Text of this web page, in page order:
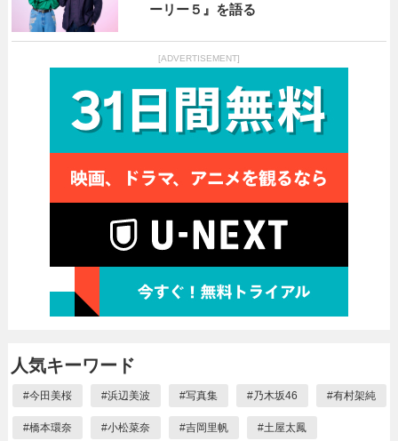
ーリー５』を語る
[ADVERTISEMENT]
人気キーワード
#今田美桜 #浜辺美波 #写真集 #乃木坂46 #有村架純
#橋本環奈 #小松菜奈 #吉岡里帆 #土屋太鳳